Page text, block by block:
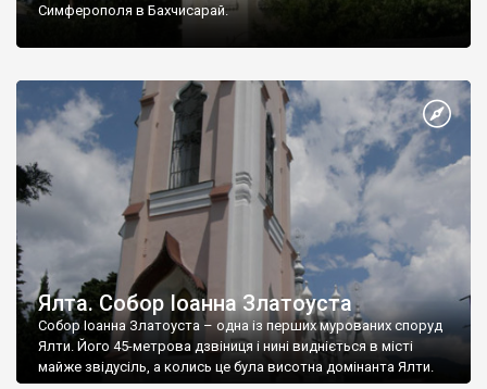
Симферополя в Бахчисарай.
Ялта. Собор Іоанна Златоуста
Собор Іоанна Златоуста – одна із перших мурованих споруд
Ялти. Його 45-метрова дзвіниця і нині видніється в місті
майже звідусіль, а колись це була висотна домінанта Ялти.